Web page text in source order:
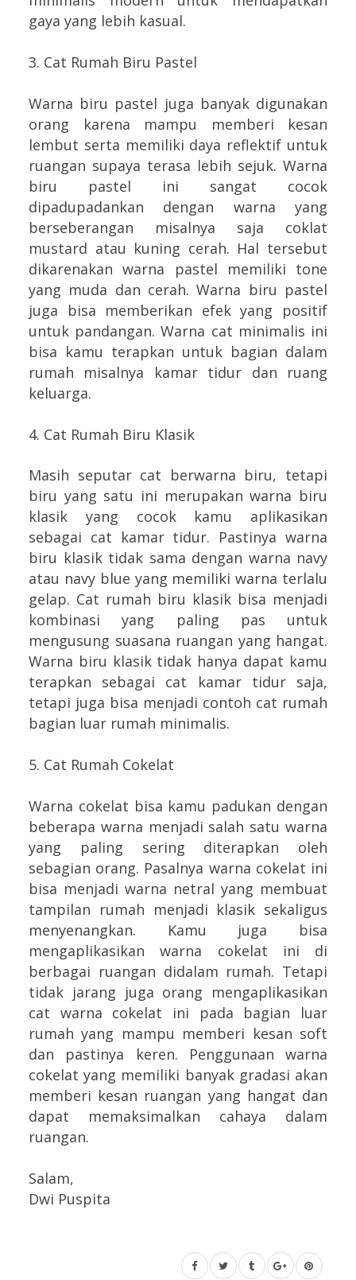
gaya yang lebih kasual.
3. Cat Rumah Biru Pastel
Warna biru pastel juga banyak digunakan
orang karena mampu memberi kesan
lembut serta memiliki daya reflektif untuk
ruangan supaya terasa lebih sejuk. Warna
biru pastel ini sangat cocok
dipadupadankan dengan warna yang
berseberangan misalnya saja coklat
mustard atau kuning cerah. Hal tersebut
dikarenakan warna pastel memiliki tone
yang muda dan cerah. Warna biru pastel
juga bisa memberikan efek yang positif
untuk pandangan. Warna cat minimalis ini
bisa kamu terapkan untuk bagian dalam
rumah misalnya kamar tidur dan ruang
keluarga.
4. Cat Rumah Biru Klasik
Masih seputar cat berwarna biru, tetapi
biru yang satu ini merupakan warna biru
klasik yang cocok kamu aplikasikan
sebagai cat kamar tidur. Pastinya warna
biru klasik tidak sama dengan warna navy
atau navy blue yang memiliki warna terlalu
gelap. Cat rumah biru klasik bisa menjadi
kombinasi yang paling pas untuk
mengusung suasana ruangan yang hangat.
Warna biru klasik tidak hanya dapat kamu
terapkan sebagai cat kamar tidur saja,
tetapi juga bisa menjadi contoh cat rumah
bagian luar rumah minimalis.
5. Cat Rumah Cokelat
Warna cokelat bisa kamu padukan dengan
beberapa warna menjadi salah satu warna
yang paling sering diterapkan oleh
sebagian orang. Pasalnya warna cokelat ini
bisa menjadi warna netral yang membuat
tampilan rumah menjadi klasik sekaligus
menyenangkan. Kamu juga bisa
mengaplikasikan warna cokelat ini di
berbagai ruangan didalam rumah. Tetapi
tidak jarang juga orang mengaplikasikan
cat warna cokelat ini pada bagian luar
rumah yang mampu memberi kesan soft
dan pastinya keren. Penggunaan warna
cokelat yang memiliki banyak gradasi akan
memberi kesan ruangan yang hangat dan
dapat memaksimalkan cahaya dalam
ruangan.
Salam,
Dwi Puspita